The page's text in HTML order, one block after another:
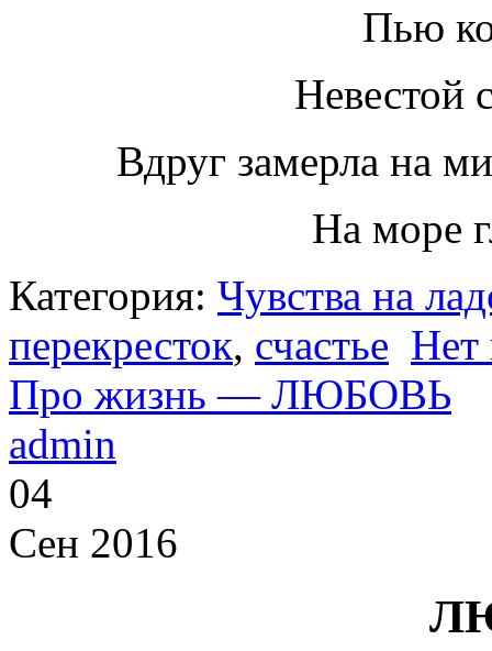
Пью
Невестой
Вдруг замерла на
На море
Категория: Чувства на
перекресток, счастье Нет
Про жизнь — ЛЮБОВЬ
admin
04
Сен 2016